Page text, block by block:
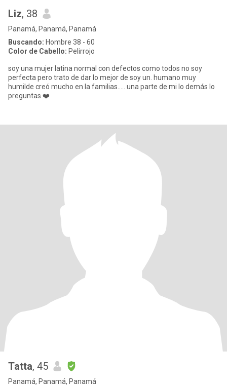
Liz, 38
Panamá, Panamá, Panamá
Buscando: Hombre 38 - 60
Color de Cabello: Pelirrojo
soy una mujer latina normal con defectos como todos no soy
perfecta pero trato de dar lo mejor de soy un. humano muy
humilde creó mucho en la familias..... una parte de mi lo demás lo
preguntas ❤️
Tatta, 45
Panamá, Panamá, Panamá